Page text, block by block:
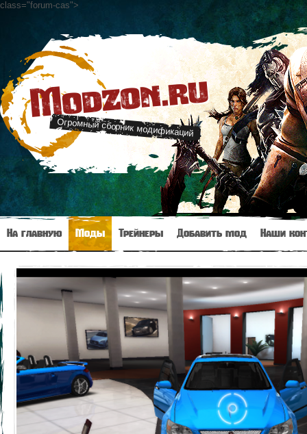
class="forum-cas">
Modzon.ru
Огромный сборник модификаций
На главную Моды Трейнеры Добавить мод Наши